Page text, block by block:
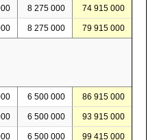
8 275 000 74 915 000
8 275 000 79 915 000
6 500 000 86 915 000
6 500 000 93 915 000
6 500 000 99 415 000